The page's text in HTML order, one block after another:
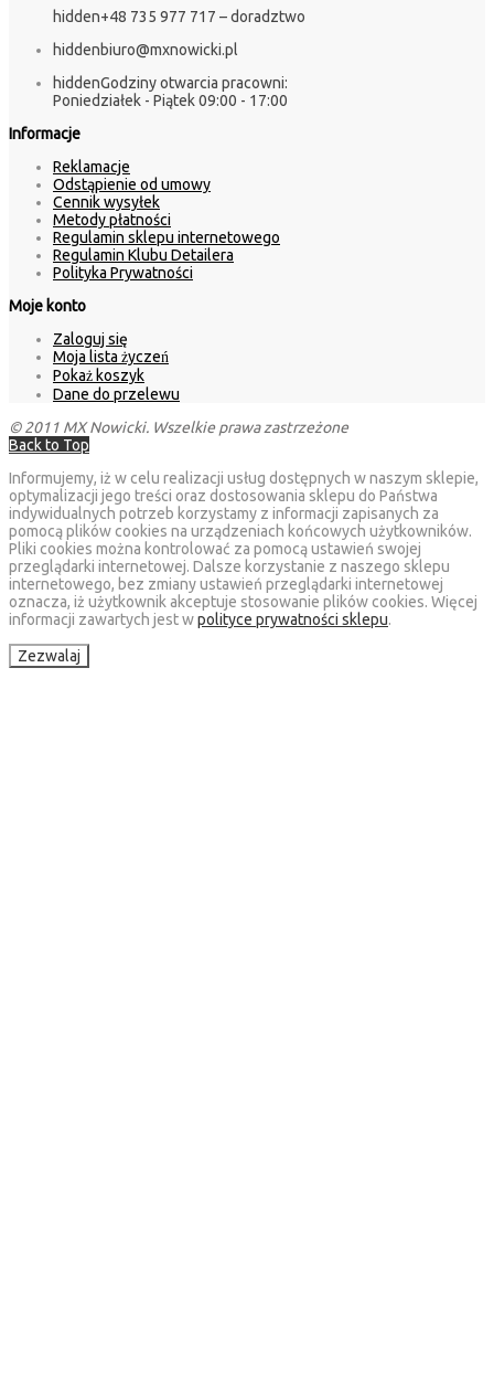
hidden+48 735 977 717 – doradztwo
hiddenbiuro@mxnowicki.pl
hiddenGodziny otwarcia pracowni:
Poniedziałek - Piątek 09:00 - 17:00
Informacje
Reklamacje
Odstąpienie od umowy
Cennik wysyłek
Metody płatności
Regulamin sklepu internetowego
Regulamin Klubu Detailera
Polityka Prywatności
Moje konto
Zaloguj się
Moja lista życzeń
Pokaż koszyk
Dane do przelewu
© 2011 MX Nowicki. Wszelkie prawa zastrzeżone
Back to Top
Informujemy, iż w celu realizacji usług dostępnych w naszym sklepie,
optymalizacji jego treści oraz dostosowania sklepu do Państwa
indywidualnych potrzeb korzystamy z informacji zapisanych za
pomocą plików cookies na urządzeniach końcowych użytkowników.
Pliki cookies można kontrolować za pomocą ustawień swojej
przeglądarki internetowej. Dalsze korzystanie z naszego sklepu
internetowego, bez zmiany ustawień przeglądarki internetowej
oznacza, iż użytkownik akceptuje stosowanie plików cookies. Więcej
informacji zawartych jest wpolityce prywatności sklepu.
Zezwalaj